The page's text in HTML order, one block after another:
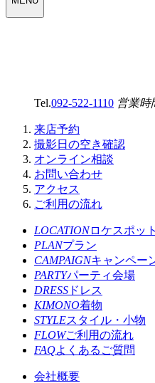
Tel.092-522-1110 営業時
来店予約
撮影日の空き確認
オンライン相談
お問い合わせ
アクセス
ご利用の流れ
LOCATIONロケスポット
PLANプラン
CAMPAIGNキャンペー
PARTYパーティ会場
DRESS ドレス
KIMONO着物
STYLEスタイル・小物
FLOWご利用の流れ
FAQよくあるご質問
会社概要